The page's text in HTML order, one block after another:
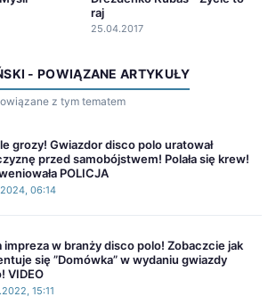
raj
25.04.2017
- POWIĄZANE ARTYKUŁY
z tym tematem
grozy! Gwiazdor disco polo uratował
przed samobójstwem! Polała się krew!
POLICJA
06:14
impreza w branży disco polo! Zobaczcie jak
się ”Domówka” w wydaniu gwiazdy
VIDEO
15:11